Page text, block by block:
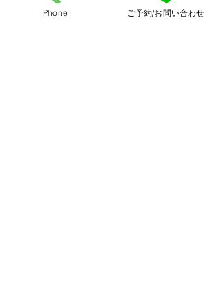
Phone ご予約/お問い合わせ